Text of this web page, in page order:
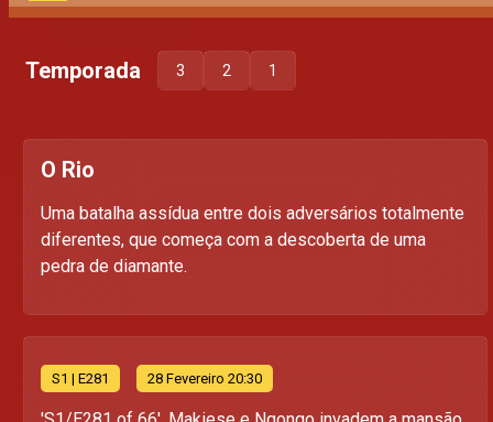
Temporada 3 2 1
O Rio
Uma batalha assídua entre dois adversários totalmente
diferentes, que começa com a descoberta de uma
pedra de diamante.
S1 | E281 28 Fevereiro 20:30